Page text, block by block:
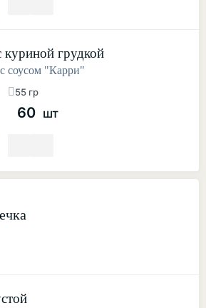
55 гр
грудкой
соусом "Карри"
60 шт